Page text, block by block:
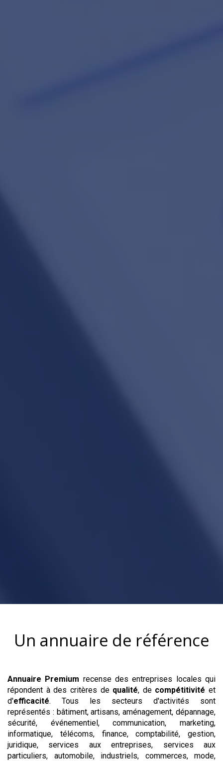
Un annuaire de référence
Annuaire Premium recense des entreprises locales qui
répondent à des critères de qualité, de compétitivité et
d'efficacité. Tous les secteurs d'activités sont
représentés : bâtiment, artisans, aménagement, dépannage,
sécurité, événementiel, communication, marketing,
informatique, télécoms, finance, comptabilité, gestion,
juridique, services aux entreprises, services aux
particuliers, automobile, industriels, commerces, mode,